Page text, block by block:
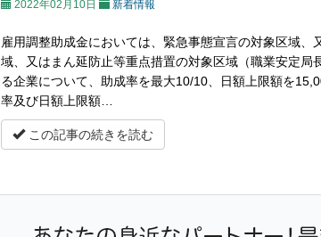
2022年02月10日 新着情報
雇用調整助成金においては、緊急事態宣言の対象区域
域、又はまん延防止等重点措置の対象区域（職業安定
る企業について、助成率を最大10/10、日額上限額を
率及び日額上限額…
この記事の続きを読む